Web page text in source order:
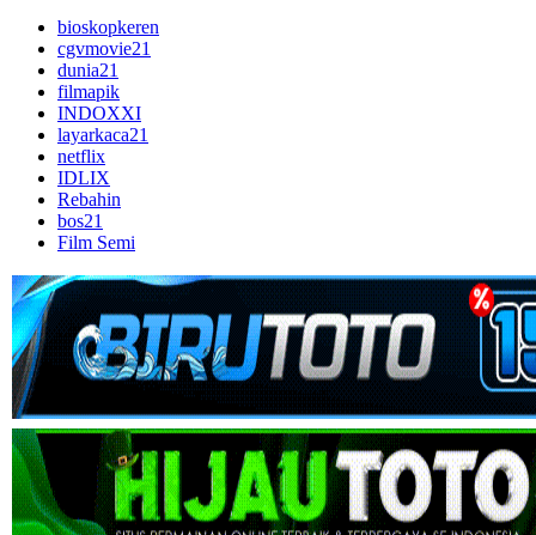
bioskopkeren
cgvmovie21
dunia21
filmapik
INDOXXI
layarkaca21
netflix
IDLIX
Rebahin
bos21
Film Semi